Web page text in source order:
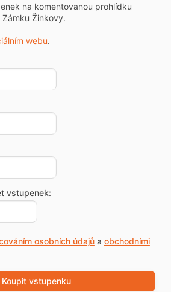
na komentovanou prohlídku
Žinkovy.
webu.
vstupenek:
osobních údajůa obchodními
Koupit vstupenku